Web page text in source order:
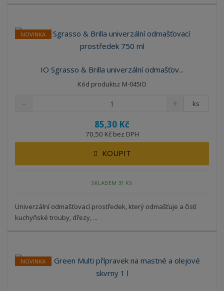
NOVINKA
IO Sgrasso & Brilla univerzální odmašťov...
Kód produktu: M-045IO
85,30 Kč
70,50 Kč bez DPH
ks
KOUPIT
SKLADEM 31 KS
Univerzální odmašťovací prostředek, který odmašťuje a čistí
kuchyňské trouby, dřezy, ...
NOVINKA